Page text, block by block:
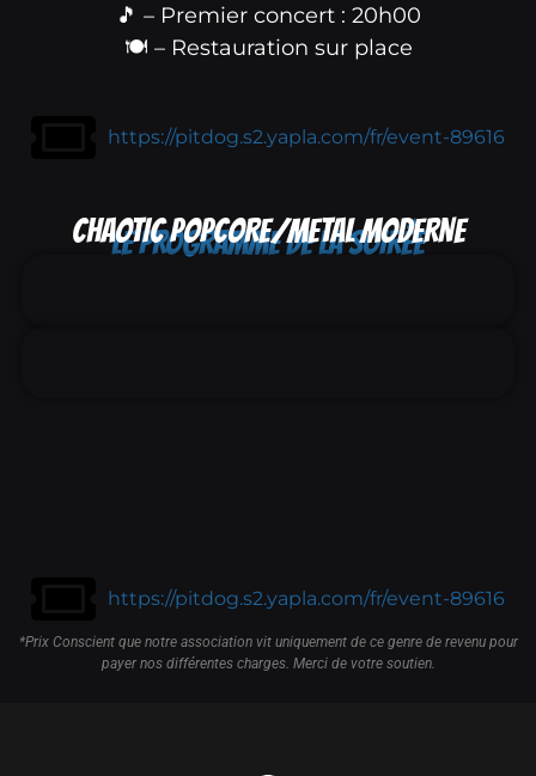
🎵 – Premier concert : 20h00
🍽️ – Restauration sur place
https://pitdog.s2.yapla.com/fr/event-89616
LE PROGRAMME DE LA SOIRÉE
CHAOTIC POPCORE/METAL MODERNE
https://pitdog.s2.yapla.com/fr/event-89616
*Prix Conscient que notre association vit uniquement de ce genre de revenu pour
payer nos différentes charges. Merci de votre soutien.